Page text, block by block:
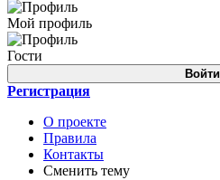
Мой профиль
Гости
Войти
Регистрация
О проекте
Правила
Контакты
Сменить тему